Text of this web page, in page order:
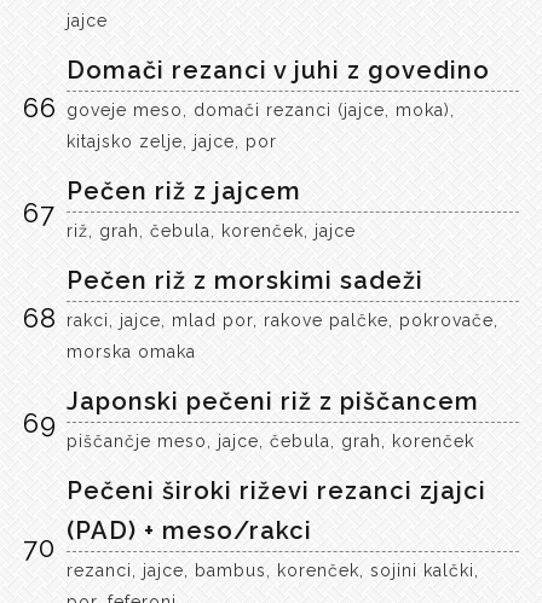
jajce
66
Domači rezanci v juhi z govedino
goveje meso, domači rezanci (jajce, moka),
kitajsko zelje, jajce, por
67
Pečen riž z jajcem
riž, grah, čebula, korenček, jajce
68
Pečen riž z morskimi sadeži
rakci, jajce, mlad por, rakove palčke, pokrovače,
morska omaka
69
Japonski pečeni riž z piščancem
piščančje meso, jajce, čebula, grah, korenček
70
Pečeni široki riževi rezanci zjajci
(PAD) + meso/rakci
rezanci, jajce, bambus, korenček, sojini kalčki,